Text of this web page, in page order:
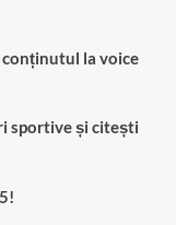
conținutul la voice
sportive și citești